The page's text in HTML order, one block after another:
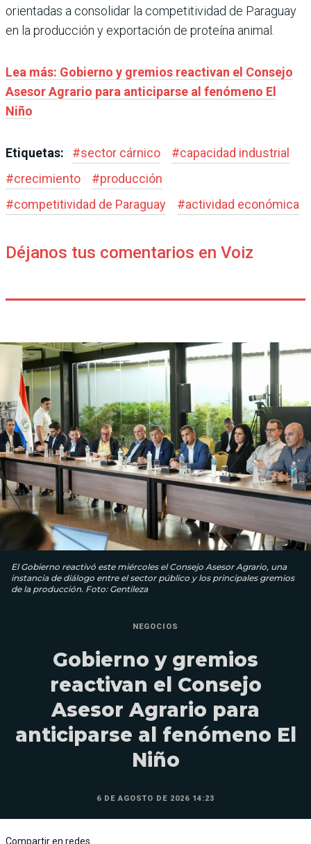
orientadas a consolidar la competitividad de Paraguay
en la producción y exportación de proteína animal.
Lea más: Gobierno y gremios reactivan el Consejo
Asesor Agrario para anticiparse al fenómeno El
Niño
Etiquetas: #sector cárnico #capacidad industrial
#crecimiento #producción
#competitividad de Paraguay #actividad económica
Déjanos tus comentarios en Voiz
El Gobierno reactivó este miércoles el Consejo Asesor Agrario, una
instancia de diálogo entre el sector público y los principales gremios
de la producción. Foto: Gentileza
NEGOCIOS
Gobierno y gremios
reactivan el Consejo
Asesor Agrario para
anticiparse al fenómeno El
Niño
6 DE AGOSTO DE 2026 14:23
Compartir en redes